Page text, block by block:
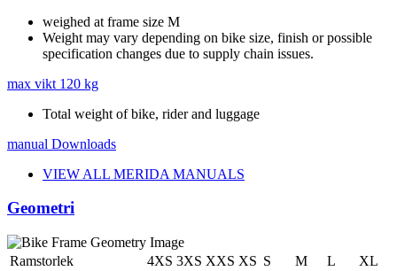
weighed at frame size M
Weight may vary depending on bike size, finish or possible
specification changes due to supply chain issues.
max vikt 120 kg
Total weight of bike, rider and luggage
manual Downloads
VIEW ALL MERIDA MANUALS
Geometri
Ramstorlek 4XS 3XS XXS XS S M L
XL